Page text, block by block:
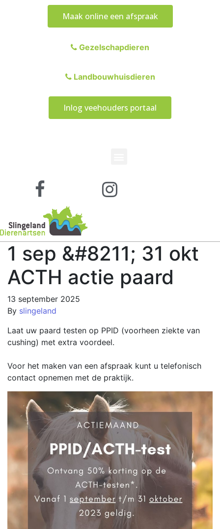
Maak online een afspraak
Gezelschapdieren
Landbouwhuisdieren
Inlog veehouders portaal
1 sep &#8211; 31 okt
ACTH actie paard
13 september 2025
By slingeland
Laat uw paard testen op PPID (voorheen ziekte van
cushing) met extra voordeel.
Voor het maken van een afspraak kunt u telefonisch
contact opnemen met de praktijk.